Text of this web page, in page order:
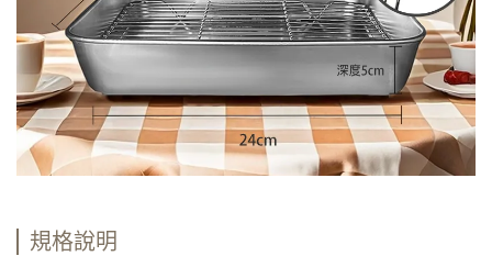
規格說明